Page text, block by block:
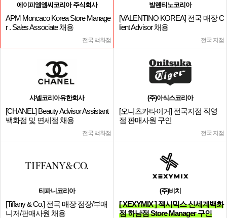
에이피엠엠씨코리아 주식회사
APM Moncaco Korea Store Manage
r . Sales Associate 채용
전국 백화점
발렌티노코리아
[VALENTINO KOREA] 전국 매장 C
lient Advisor 채용
전국 지점
샤넬코리아유한회사
[CHANEL] Beauty Advisor Assistant
백화점 및 면세점 채용
전국 백화점
(주)아식스코리아
[오니츠카타이거] 전국지점 직영
점 판매사원 구인
전국 지점
티파니코리아
[Tiffany & Co.] 전국 매장 점장/부매
니저/판매사원 채용
(주)비치
[ XEXYMIX ] 젝시믹스 신세계백화
점 하남점 Store Manager 구인